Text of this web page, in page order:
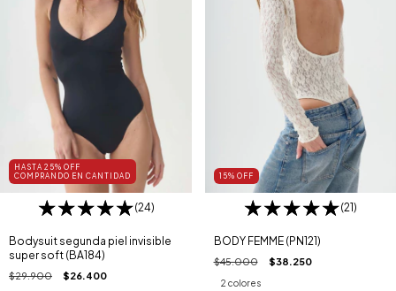
HASTA 25% OFF
COMPRANDO EN CANTIDAD
(24)
Bodysuit segunda piel invisible
super soft (BA184)
$29.900 $26.400
15% OFF
(21)
BODY FEMME (PN121)
$45.000 $38.250
2 colores